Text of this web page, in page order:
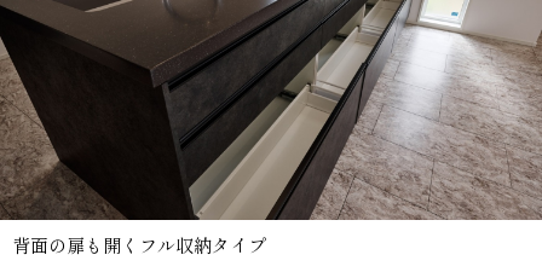
背面の扉も開くフル収納タイプ